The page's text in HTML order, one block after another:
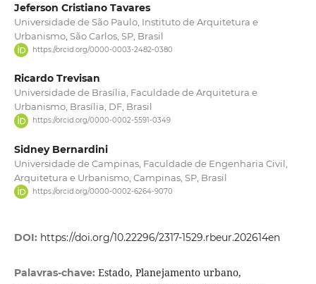
Jeferson Cristiano Tavares
Universidade de São Paulo, Instituto de Arquitetura e
Urbanismo, São Carlos, SP, Brasil
https://orcid.org/0000-0003-2482-0380
Ricardo Trevisan
Universidade de Brasília, Faculdade de Arquitetura e
Urbanismo, Brasília, DF, Brasil
https://orcid.org/0000-0002-5591-0349
Sidney Bernardini
Universidade de Campinas, Faculdade de Engenharia Civil,
Arquitetura e Urbanismo, Campinas, SP, Brasil
https://orcid.org/0000-0002-6264-9070
DOI: https://doi.org/10.22296/2317-1529.rbeur.202614en
Palavras-chave: Estado, Planejamento urbano,